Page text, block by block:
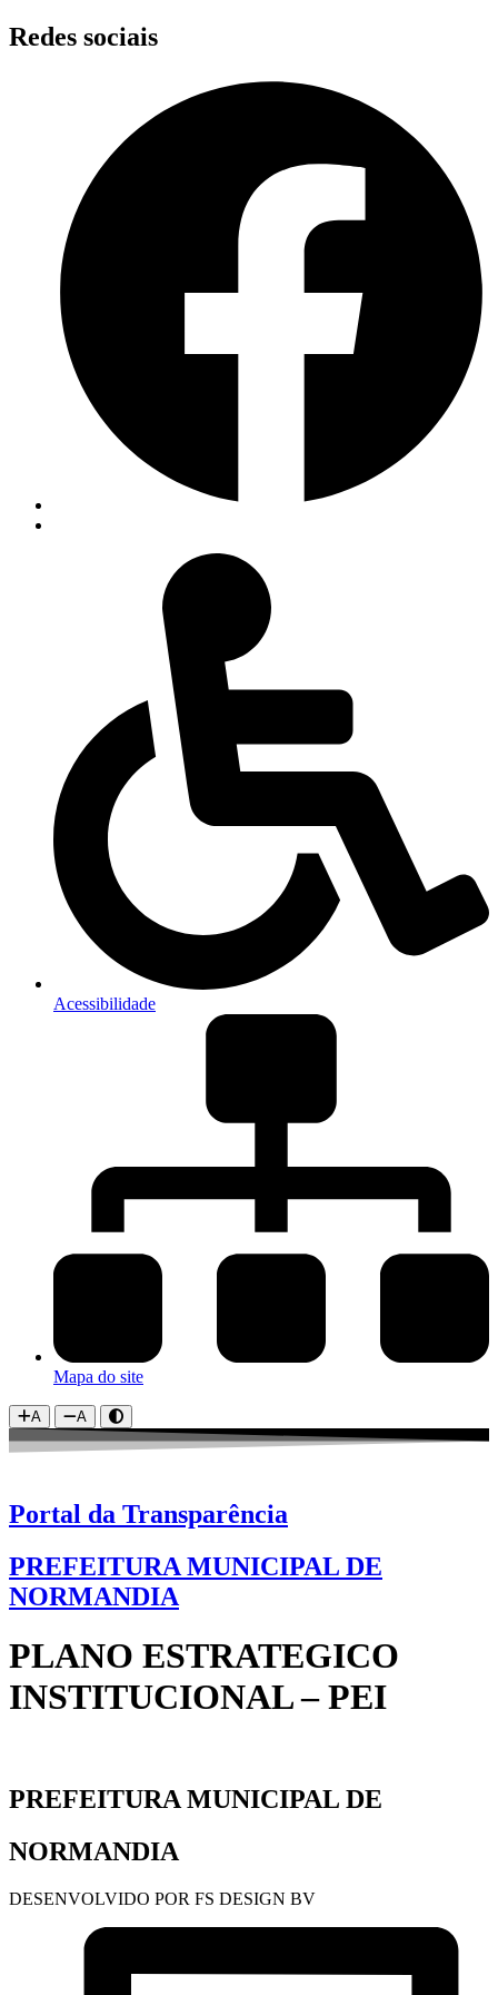
Skip
to
Redes sociais
Acessibilidade
Mapa do site
A A
Portal da Transparência
PREFEITURA MUNICIPAL DE
NORMANDIA
PLANO ESTRATEGICO
INSTITUCIONAL – PEI
PREFEITURA MUNICIPAL DE
NORMANDIA
DESENVOLVIDO POR FS DESIGN BV